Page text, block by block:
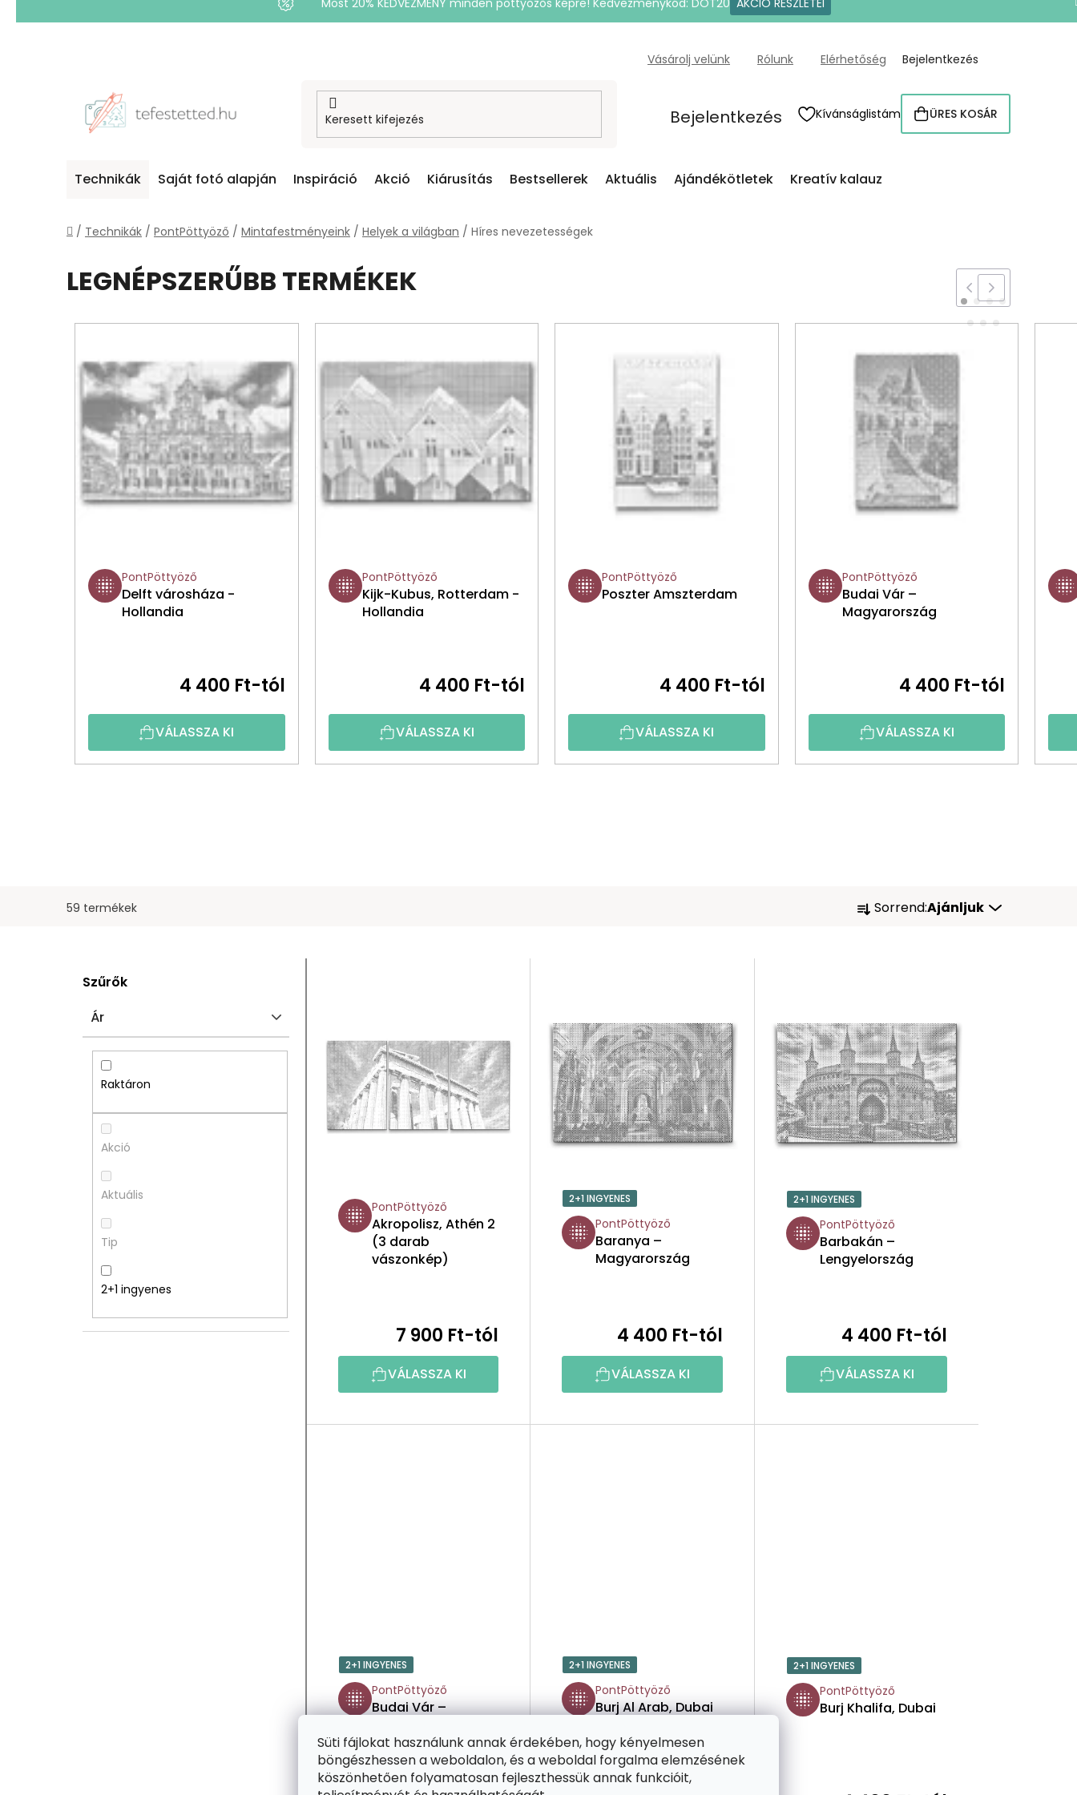
Süti fájlokat használunk annak érdekében, hogy kényelmesen
böngészhessen a weboldalon, és a weboldal forgalma elemzésének
köszönhetően folyamatosan fejleszthessük annak funkcióit,
Most 20% KEDVEZMÉNY minden pöttyözős képre! Kedvezménykód: DOT20 AKCIÓ RÉSZLETEI
Vásárolj velünk Rólunk Elérhetőség Bejelentkezés
Bejelentkezés Kívánságlistám KOSÁR
ÜRES KOSÁR
Technikák Saját fotó alapján Inspiráció Akció Kiárusítás Bestsellerek Aktuális Ajándékötletek Kreatív kalauz
Kezdőlap
/ Technikák / PontPöttyöző / Mintafestményeink / Helyek a világban / Híres nevezetességek
LEGNÉPSZERŰBB TERMÉKEK
PontPöttyöző
Delft városháza -
Hollandia
4 400 Ft-tól
VÁLASSZA KI
PontPöttyöző
Kijk-Kubus, Rotterdam -
Hollandia
4 400 Ft-tól
VÁLASSZA KI
PontPöttyöző
Poszter Amszterdam
4 400 Ft-tól
VÁLASSZA KI
PontPöttyöző
Budai Vár –
Magyarország
4 400 Ft-tól
VÁLASSZA KI
59 termékek
T
É
K
E
K
R
E
N
E
Z
É
S
Sorrend:Ajánljuk
O
D
Szűrők
Ár
Raktáron
Akció
Aktuális
Tip
2+1 ingyenes
M
J
PontPöttyöző
Akropolisz, Athén 2
(3 darab
vászonkép)
7 900 Ft-tól
VÁLASSZA KI
2+1 INGYENES
PontPöttyöző
Baranya –
Magyarország
4 400 Ft-tól
VÁLASSZA KI
2+1 INGYENES
PontPöttyöző
Barbakán –
Lengyelország
4 400 Ft-tól
VÁLASSZA KI
2+1 INGYENES
PontPöttyöző
Budai Vár –
2+1 INGYENES
PontPöttyöző
Burj Al Arab, Dubai
2+1 INGYENES
PontPöttyöző
Burj Khalifa, Dubai